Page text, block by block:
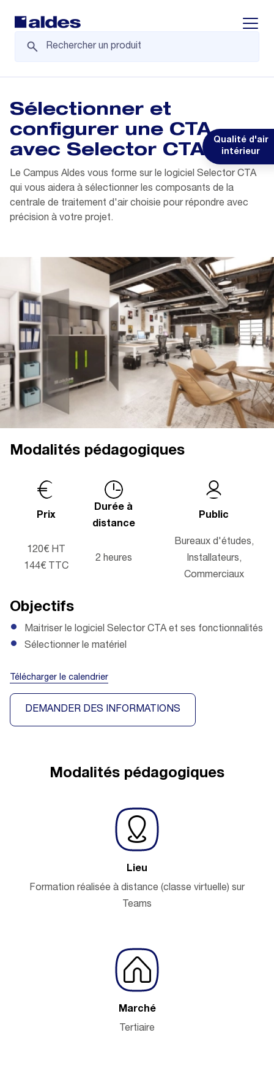
Qualité d'air
intérieur
Sélectionner et
configurer une CTA
avec Selector CTA
Le Campus Aldes vous forme sur le logiciel Selector CTA
qui vous aidera à sélectionner les composants de la
centrale de traitement d'air choisie pour répondre avec
précision à votre projet.
Modalités pédagogiques
Prix
Durée à
distance
Public
120€ HT
144€ TTC
2 heures
Bureaux d'études,
Installateurs,
Commerciaux
Objectifs
Maitriser le logiciel Selector CTA et ses fonctionnalités
Sélectionner le matériel
Télécharger le calendrier
DEMANDER DES INFORMATIONS
Modalités pédagogiques
Lieu
Formation réalisée à distance (classe virtuelle) sur
Teams
Marché
Tertiaire